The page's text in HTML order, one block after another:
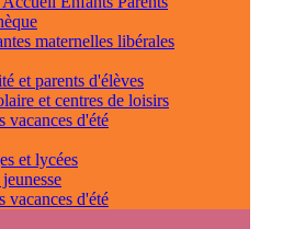
maternelles libérales
et parents d'élèves
et centres de loisirs
vacances d'été
et lycées
vacances d'été